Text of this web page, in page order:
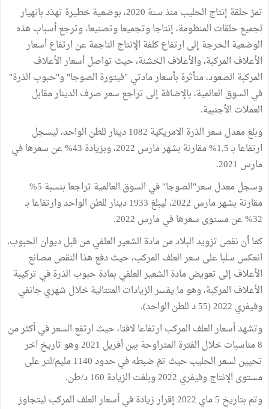
تمرّ حلقة إنتاج الحليب منذ سنة 2020، بوضعية خطيرة تهدّد بانهيار
لجميع حلقات المنظومة، إنتاجا وتجميعا وتصنيعا، وترجع أسباب هذه
الوضعية الحرجة إلى ارتفاع كلفة الإنتاج الناجمة عن ارتفاع أسعار
الأعلاف المركبة، والأعلاف الخشنة، حيث تواصل أسعار الأعلاف
المركبة الصعود، متأثرة بأسعار مادتي "فيتورة الصوجا" و"حبوب الذرة"
في السوق العالمية، بالإضافة إلى تراجع سعر صرف الدينار مقابل
العملات الأجنبية.
وبلغ معدل سعر الذرة الامريكية 1082 دينار للطن الواحد، ليسجل
ارتفاعا بـ 1,5% مقارنة بشهر مارس 2022، وبزيادة 43% عن سعرها في
مارس 2021.
وسجل معدل سعر"الصوجا" في السوق العالمية تراجعا بنسبة 5%
مقارنة بشهر مارس 2022، ليبلغ 1933 دينار للطن الواحد وارتفاعا بـ
32% عن مستوى سعرها في مارس 2022.
كما أن نقص تزويد البلاد من مادة الشعير العلفي من قبل ديوان الحبوب،
انعكس سلبا على سعر العلف المركب، حيث دفع هذا النقص مصانع
الأعلاف إلى تعويض مادة الشعير العلفي بمادة حبوب الذرة في تركيبة
الأعلاف المركبة، وهو ما يفسر الزيادات المتتالية خلال شهري جانفي
وفيفري 2022 (55 د للطن الواحد).
وتشهد أسعار العلف المركب ارتفاعا لافتا، حيث ارتفع السعر في أكثر من
8 مناسبات خلال الفترة المتراوحة بين أفريل 2021 وهو تاريخ آخر
تحيين لسعر الحليب حيث تمّ ضبطه في حدود 1140 مليم/لتر على
مستوى الإنتاج وفيفري 2022 وبلغت الزيادة 160 د/طن.
وتم بتاريخ 5 ماي 2022 إقرار زيادة في أسعار العلف المركب ليتجاوز